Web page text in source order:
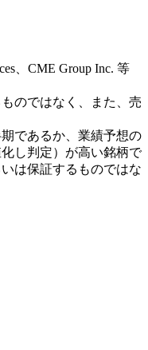
、CME Group Inc. 等
のではなく、また、売
であるか、業績予想の
し判定）が高い銘柄で
は保証するものではな